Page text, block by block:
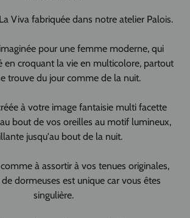
Viva fabriquée dans notre atelier Palois.
pour une femme moderne, qui
en croquant la vie en multicolore, partout
trouve du jour comme de la nuit.
à votre image fantaisie multi facette
bout de vos oreilles au motif lumineux,
jusqu'au bout de la nuit.
à assortir à vos tenues originales,
dormeuses est unique car vous êtes
singulière.